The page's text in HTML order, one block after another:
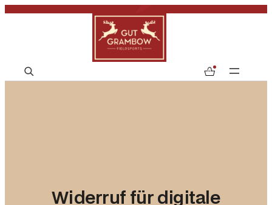
e
0
Widerruf für digitale